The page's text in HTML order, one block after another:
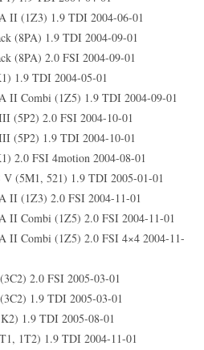
II (1Z3) 1.9 TDI 2004-06-01
(8PA) 1.9 TDI 2004-09-01
(8PA) 2.0 FSI 2004-09-01
1.9 TDI 2004-05-01
II Combi (1Z5) 1.9 TDI 2004-09-01
(5P2) 2.0 FSI 2004-10-01
(5P2) 1.9 TDI 2004-10-01
2.0 FSI 4motion 2004-08-01
(5M1, 521) 1.9 TDI 2005-01-01
II (1Z3) 2.0 FSI 2004-11-01
II Combi (1Z5) 2.0 FSI 2004-11-01
II Combi (1Z5) 2.0 FSI 4×4 2004-11-
2.0 FSI 2005-03-01
1.9 TDI 2005-03-01
1.9 TDI 2005-08-01
1T2) 1.9 TDI 2004-11-01